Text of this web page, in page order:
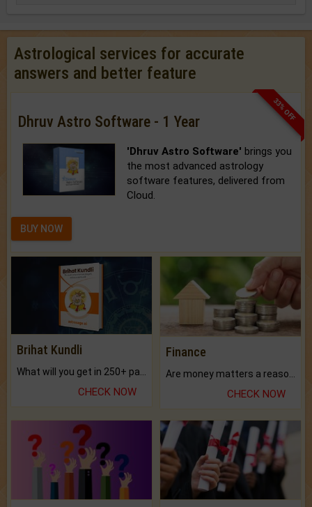
Astrological services for accurate
answers and better feature
33% OFF
Dhruv Astro Software - 1 Year
'Dhruv Astro Software' brings you
the most advanced astrology
software features, delivered from
Cloud.
BUY NOW
Brihat Kundli
CHECK NOW
Finance
CHECK NOW